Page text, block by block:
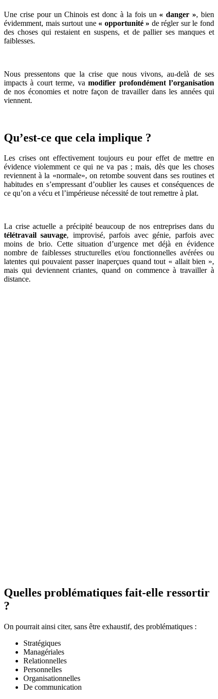
Une crise pour un Chinois est donc à la fois un « danger », bien
évidemment, mais surtout une « opportunité » de régler sur le fond
des choses qui restaient en suspens, et de pallier ses manques et
faiblesses.
Nous pressentons que la crise que nous vivons, au-delà de ses
impacts à court terme, vamodifier profondément l’organisation
de nos économies et notre façon de travailler dans les années qui
viennent.
Qu’est-ce que cela implique ?
Les crises ont effectivement toujours eu pour effet de mettre en
évidence violemment ce qui ne va pas ; mais, dès que les choses
reviennent à la «normale», on retombe souvent dans ses routines et
habitudes en s’empressant d’oublier les causes et conséquences de
ce qu’on a vécu et l’impérieuse nécessité de tout remettre à plat.
La crise actuelle a précipité beaucoup de nos entreprises dans du
télétravail sauvage, improvisé, parfois avec génie, parfois avec
moins de brio. Cette situation d’urgence met déjà en évidence
nombre de faiblesses structurelles et/ou fonctionnelles avérées ou
latentes qui pouvaient passer inaperçues quand tout « allait bien »,
mais qui deviennent criantes, quand on commence à travailler à
distance.
Quelles problématiques fait-elle ressortir
?
On pourrait ainsi citer, sans être exhaustif, des problématiques :
Stratégiques
Managériales
Relationnelles
Personnelles
Organisationnelles
De communication